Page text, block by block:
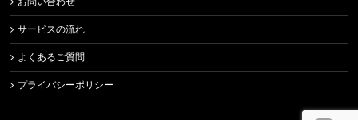
サービスの流れ
よくあるご質問
プライバシーポリシー